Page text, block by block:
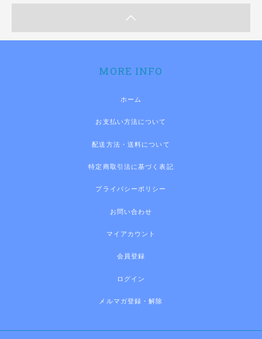
MORE INFO
ホーム
お支払い方法について
配送方法・送料について
特定商取引法に基づく表記
プライバシーポリシー
お問い合わせ
マイアカウント
会員登録
ログイン
メルマガ登録・解除